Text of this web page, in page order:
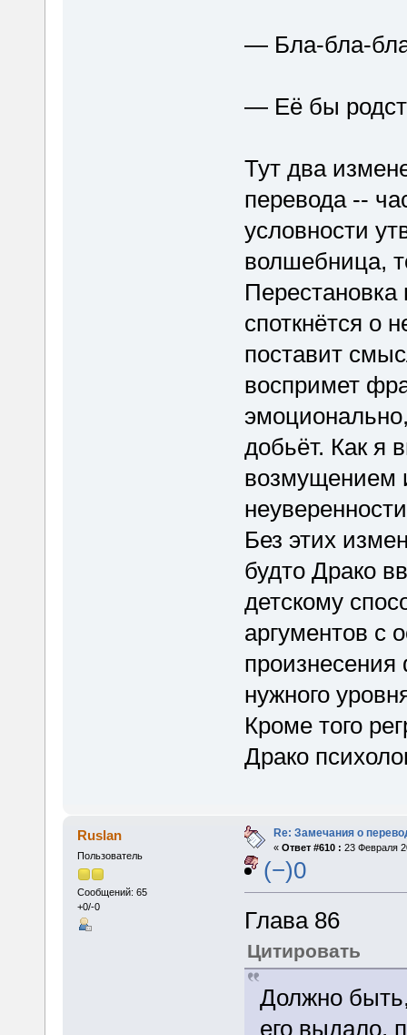
— Бла-бла-
— Её бы
Тут два
перевода --
условности
волшебница,
Перестановка
споткнётся о
поставит
воспримет
добьёт. Как я
возмущением
Без этих
будто Драко
детскому
аргументов с
нужного
Кроме того
Драко
Ruslan
Пользователь
Сообщений: 65
+0/-0
Re: Замечания о
« Ответ #610 : 23 Февраля
(−)0
Глава 86
Цитировать
Должно
его выдало,